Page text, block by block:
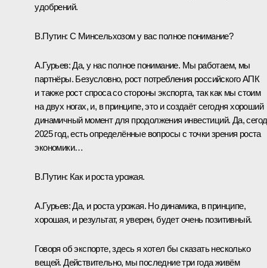
удобрений.
В.Путин: С Минсельхозом у вас полное понимание?
А.Гурьев:Да, у нас полное понимание. Мы работаем, мы
партнёры. Безусловно, рост потребления российского АПК
и также рост спроса со стороны экспорта, так как мы стоим
на двух ногах, и, в принципе, это и создаёт сегодня хороший
динамичный момент для продолжения инвестиций. Да,
2025 год, есть определённые вопросы с точки зрения роста
экономики…
В.Путин: Как и роста урожая.
А.Гурьев:Да, и роста урожая. Но динамика, в принципе,
хорошая, и результат, я уверен, будет очень позитивный.
Говоря об экспорте, здесь я хотел бы сказать несколько
вещей. Действительно, мы последние три года живём